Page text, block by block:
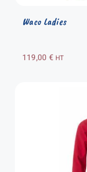
Waco Ladies
119,00 € HT